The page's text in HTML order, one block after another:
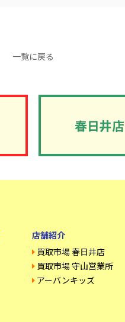
一覧に戻る
春日井店
店舗紹介
買取市場 春日井店
買取市場 守山営業所
アーバンキッズ